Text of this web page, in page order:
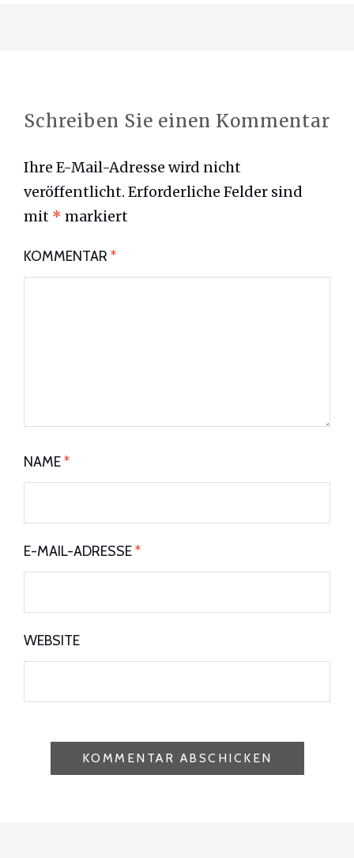
Schreiben Sie einen Kommentar
Ihre E-Mail-Adresse wird nicht
veröffentlicht. Erforderliche Felder sind
mit * markiert
KOMMENTAR *
NAME*
E-MAIL-ADRESSE*
WEBSITE